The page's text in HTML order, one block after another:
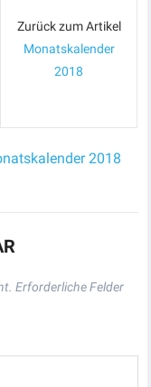
Zurück zum Artikel
Monatskalender
2018
2018
Erforderliche Felder